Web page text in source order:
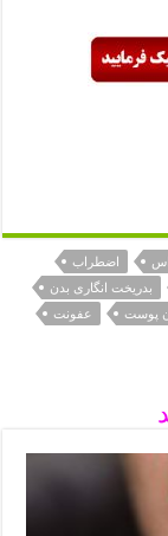
اضطراب
بدریخت انگاری بدن
پوست
عفونت